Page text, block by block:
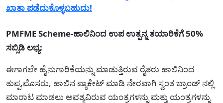
ಖಾತಾ ಪಡೆದುಕೊಳ್ಳಬಹುದು!
PMFME Scheme-ಹಾಲಿನಿಂದ ಉಪ ಉತ್ಪನ್ನ ತಯಾರಿಕೆಗೆ 50%
ಸಬ್ಸಿಡಿ ಲಭ್ಯ:
ಈಗಾಗಲೇ ಹೈನುಗಾರಿಕೆಯನ್ನು ಮಾಡುತ್ತಿರುವ ರೈತರು ಹಾಲಿನಿಂದ
ತುಪ್ಪ,ಮೊಸರು, ಹಾಲಿನ ಪ್ಯಾಕೇಟ್ ಮಾಡಿ ನೇರವಾಗಿ ಸ್ವಂತ ಬ್ರಾಂಡ್ ನಲ್ಲಿ
ಮಾರಾಟ ಮಾಡಲು ಅವಶ್ಯವಿರುವ ಯಂತ್ರಗಳನ್ನು ಮತ್ತು ಯಂತ್ರಗಳನ್ನು